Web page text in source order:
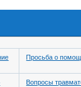
Просьба о
Вопросы